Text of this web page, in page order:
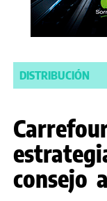
DISTRIBUCIÓN
consejo